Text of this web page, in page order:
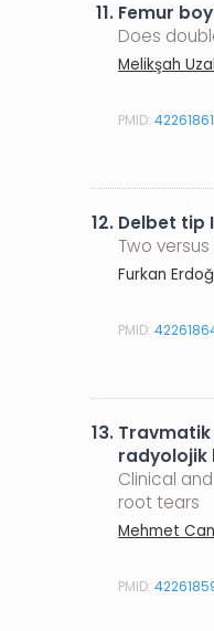
11. Femur
Does
Melikşah
PMID:42261861
12. Delbet tip
Two
Furkan
PMID:
13. Travmatik
radyolojik
Clinical
root tears
Mehmet
PMID: